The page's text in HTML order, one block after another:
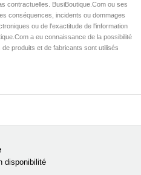
contractuelles. BusiBoutique.Com ou ses
conséquences, incidents ou dommages
ou de l'exactitude de l'information
a eu connaissance de la possibilité
produits et de fabricants sont utilisés
disponibilité